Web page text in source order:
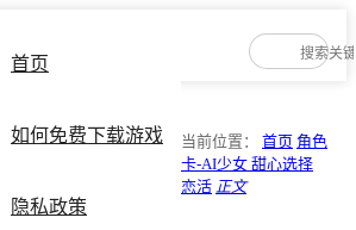
首页
如何免费下载游戏
隐私政策
当前位置： 首页 角色
卡-AI少女 甜心选择
恋活 正文